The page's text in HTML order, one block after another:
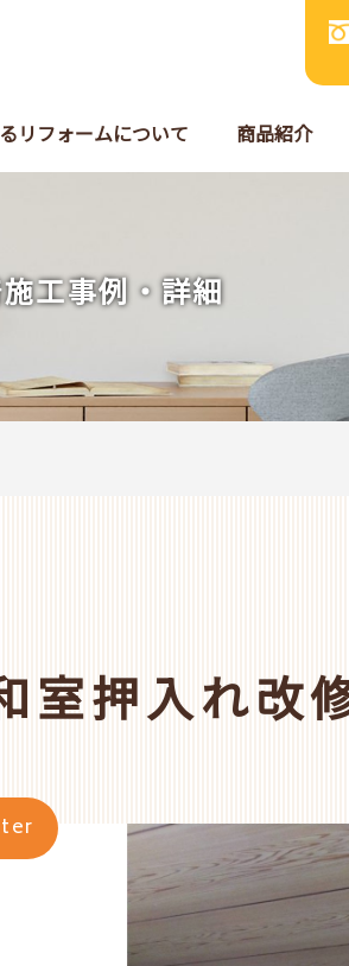
リフォームについて 商品紹介
工事例・詳細
押入れ改